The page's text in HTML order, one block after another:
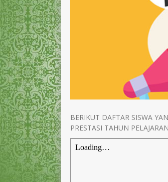
BERIKUT DAFTAR SISWA
PRESTASI TAHUN